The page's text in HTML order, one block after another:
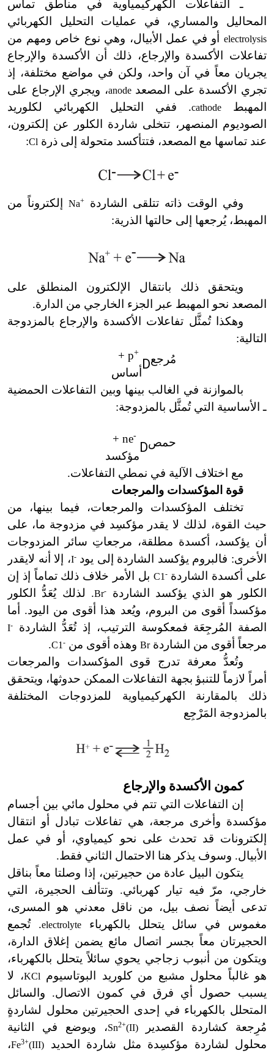
ـ التفاعلات الكهركيمياوية في مناطق تماس
المحاليل والمساري، في عمليات التحليل الكهربائي
electrolysis
أو في عمل الأبيال، وهي نوع خاص ومهم من
تفاعلات الأكسدة والإرجاع، ذلك أن الأكسدة والإرجاع
يجريان معاً في آن واحد، ولكن في مواضع مختلفة، إذ
تجري الأكسدة على المصعدanode، ويجري الإرجاع على
المهبط
cathode. ففي التحليل الكهربائي لكلوريد
الصوديوم المنصهر، تتخلى شاردة الكلور عن إلكترون،
عند تماسها مع المصعد، فتتأكسد متحولة إلى ذرة Cl
:
وفي الوقت ذاته تتلقى الشاردة Na+
إلكتروناً من
المهبط، يُرجعها إلى حالتها الذرية:
ويتحقق ذلك بانتقال الإلكترون المنطلق على
المصعد نحو المهبط عبر الجزء الخارجي من الدارة.
وهكذا تُمثَّل تفاعلات الأكسدة والإرجاع بالمزدوجة
التالية:
مُرجعD
+
p +
أساس
بالموازنة في الغالب بينها وبين التفاعلات الحمضية
ـ الأساسية التي تُمثَّل بالمزدوجة:
حمصD
-
ne +
مؤكسد
مع اختلاف الآلية في نمطي التفاعلات.
قوة المؤكسدات والمرجعات
تختلف المؤكسدات والمرجعات، فيما بينها، من
حيث القوة، لذلك لا يقدر مؤكسِد في مزدوجة ما، على
أن يؤكسد، أكسدة مطلقة، مرجعاتِ سائر المزدوجات
الأخرى: فالبروم يؤكسد الشاردة إلى يود I- ، إلا أنه لايقدر
على أكسدة الشاردة C1 -
بل الأمر خلاف ذلك تماماً إذ إن
الكلور هو الذي يؤكسد الشاردة
Br-
. لذلك يُعَدُّ الكلور
مؤكسداً أقوى من البروم، ويُعد هذا أقوى من اليود. أما
الصفة المُرجِعَة فمعكوسة الترتيب، إذ تُعَدُّ الشاردة
I-
مرجعاً أقوى من الشاردةBr وهذه أقوى من C1 -
.
وتُعدُّ معرفة تدرج قوى المؤكسدات والمرجعات
أمراً لازماً للتنبؤ بجهة التفاعلات الممكن حدوثها، ويتحقق
ذلك بالمقارنة الكهركيمياوية للمزدوجات المختلفة
بالمزدوجة المَرْجِع
كمون الأكسدة والإرجاع
إن التفاعلات التي تتم في محلول مائي بين أجسام
مؤكسدة وأخرى مرجعة، هي تفاعلات تبادل أو انتقال
إلكترونات قد تحدث على نحو كيمياوي، أو في عمل
الأبيال. وسوف يذكر هنا الاحتمال الثاني فقط.
يتكون البيل عادة من حجيرتين، إذا وصلتا معاً بناقل
خارجي، مرّ فيه تيار كهربائي. وتتألف الحجيرة، التي
تدعى أيضاً نصف بيل، من ناقل معدني هو المسرى،
مغموس في سائل يتحلل بالكهرباءelectrolyte. تُجمع
الحجيرتان معاً بجسر اتصال مائع يضمن إغلاق الدارة،
ويتكون من أنبوب زجاجي يحوي سائلاً يتحلل بالكهرباء،
هو غالباً محلول مشبع من كلوريد البوتاسيومKCl، لا
يسبب حصول أي فرق في كمون الاتصال. والسائل
المتحلل بالكهرباء في إحدى الحجيرتين محلول لشاردةٍ
مُرِجعة كشاردة القصدير
Sn2+(II)
، ويوضع في الثانية
محلول لشاردة مؤكسِدة مثل شاردة الحديد
Fe3+(III)
،